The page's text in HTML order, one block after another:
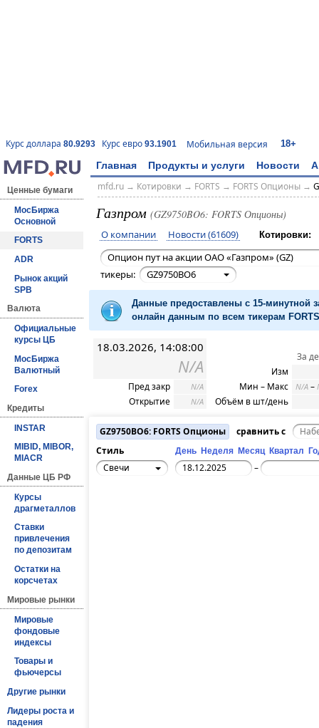
Курс доллара 80.9293 Курс евро 93.1901 Мобильная версия 18+
Главная Продукты и услуги Новости
Ценные бумаги
МосБиржа
Основной
FORTS
ADR
Рынок акций
SPB
Валюта
Официальные
курсы ЦБ
МосБиржа
Валютный
Forex
Кредиты
INSTAR
MIBID, MIBOR,
MIACR
Данные ЦБ РФ
Курсы
драгметаллов
Ставки
привлечения
по депозитам
Остатки на
корсчетах
Мировые рынки
Мировые
фондовые
индексы
Товары и
фьючерсы
Другие рынки
Лидеры роста и
падения
mfd.ru→ Котировки → FORTS → FORTS Опционы→
Газпром (GZ9750BO6: FORTS Опционы)
О компании Новости (61609) Котировки:
Опцион пут на акции ОАО «Газпром» (GZ)
тикеры:
GZ9750BO6
Данные предоставлены с 15-минутной
онлайн данным по всем тикерам
18.03.2026, 14:08:00
N/A
Пред закр N/A
Открытие N/A
За
Изм
Мин – Макс
N/A –
Объём в шт/день
GZ9750BO6: FORTS Опционы
сравнить с
Стиль
День Неделя Месяц Квартал
Свечи –